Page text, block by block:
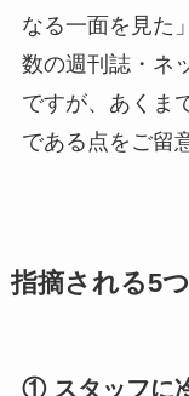
なる一面を見た
数の週刊誌・ネ
ですが、あくま
である点をご留
指摘される5
① スタッフに